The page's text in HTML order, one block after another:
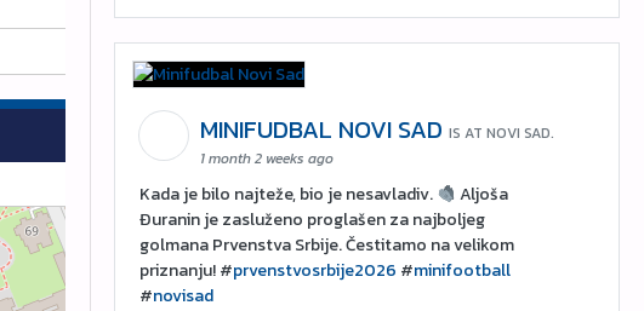
MINIFUDBAL NOVI SADIS AT NOVI SAD.
1 month 2 weeks ago
Kada je bilo najteže, bio je nesavladiv.
Aljoša
Đuranin je zasluženo proglašen za najboljeg
golmana Prvenstva Srbije. Čestitamo na velikom
priznanju! #prvenstvosrbije2026 #minifootball
#novisad